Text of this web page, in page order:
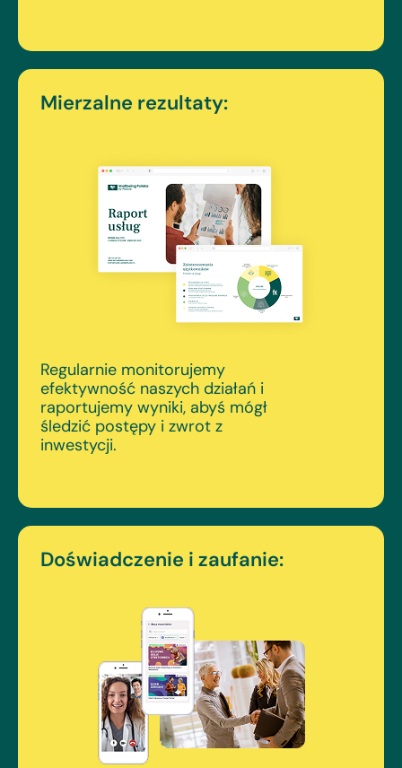
Mierzalne rezultaty:
Regularnie monitorujemy
efektywność naszych działań i
raportujemy wyniki, abyś mógł
śledzić postępy i zwrot z
inwestycji.
Doświadczenie i zaufanie: